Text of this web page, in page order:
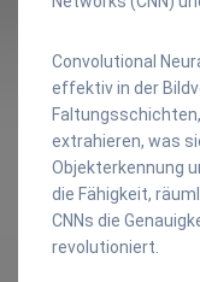
Convolutional
effektiv in der
extrahieren, was
Objekterkennung
die Fähigkeit,
CNNs die
revolutioniert.